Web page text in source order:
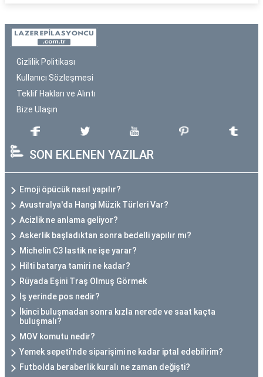
Gizlilik Politikası
Kullanıcı Sözleşmesi
Teklif Hakları ve Alıntı
Bize Ulaşın
SON EKLENEN YAZILAR
Emoji öpücük nasıl yapılır?
Avustralya'da Hangi Müzik Türleri Var?
Acizlik ne anlama geliyor?
Askerlik başladıktan sonra bedelli yapılır mı?
Michelin C3 lastik ne işe yarar?
Hilti batarya tamiri ne kadar?
Rüyada Eşini Traş Olmuş Görmek
İş yerinde pos nedir?
İkinci buluşmadan sonra kızla nerede ve saat kaçta
buluşmalı?
MOV komutu nedir?
Yemek sepeti'nde siparişimi ne kadar iptal edebilirim?
Futbolda beraberlik kuralı ne zaman değişti?